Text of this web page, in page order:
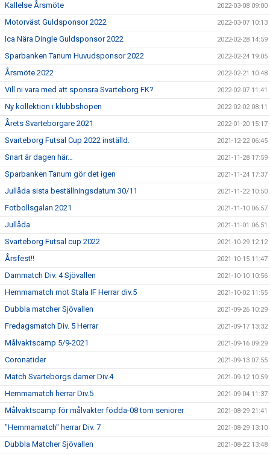
Kallelse Årsmöte 2022-03-08 09:00
Motorväst Guldsponsor 2022 2022-03-07 10:13
Ica Nära Dingle Guldsponsor 2022 2022-02-28 14:59
Sparbanken Tanum Huvudsponsor 2022 2022-02-24 19:05
Årsmöte 2022 2022-02-21 10:48
Vill ni vara med att sponsra Svarteborg FK? 2022-02-07 11:41
Ny kollektion i klubbshopen 2022-02-02 08:11
Årets Svarteborgare 2021 2022-01-20 15:17
Svarteborg Futsal Cup 2022 inställd. 2021-12-22 06:45
Snart är dagen här… 2021-11-28 17:59
Sparbanken Tanum gör det igen 2021-11-24 17:37
Jullåda sista beställningsdatum 30/11 2021-11-22 10:50
Fotbollsgalan 2021 2021-11-10 06:57
Jullåda 2021-11-01 06:51
Svarteborg Futsal cup 2022 2021-10-29 12:12
Årsfest!! 2021-10-15 11:47
Dammatch Div. 4 Sjövallen 2021-10-10 10:56
Hemmamatch mot Stala IF Herrar div.5 2021-10-02 11:55
Dubbla matcher Sjövallen 2021-09-26 10:29
Fredagsmatch Div. 5 Herrar 2021-09-17 13:32
Målvaktscamp 5/9-2021 2021-09-16 09:29
Coronatider 2021-09-13 07:55
Match Svarteborgs damer Div.4 2021-09-12 10:59
Hemmamatch herrar Div.5 2021-09-04 11:37
Målvaktscamp för målvakter födda-08 tom seniorer 2021-08-29 21:41
"Hemmamatch" herrar Div. 7 2021-08-29 13:10
Dubbla Matcher Sjövallen 2021-08-22 13:48